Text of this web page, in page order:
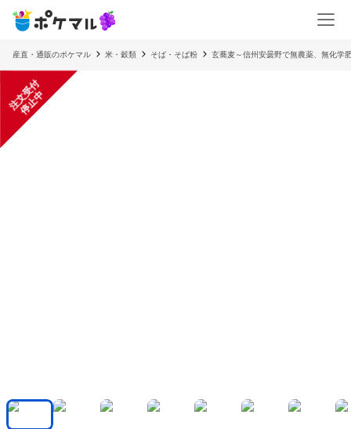
産直・通販のポケマル 米・穀類 そば・そば粉 玄蕎麦～信州安曇野で無農薬、無化学
注
文
受
付
停
止
中